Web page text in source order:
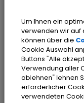
mittlerweile
und ziehen
könnten
aber ich bin
Bobingen so
absehe.“
Um Ihnen ein
verwenden wir auf
können über die
Cookie Auswahl
Buttons "Alle
Verwendung aller
ablehnen" lehnen
erforderlicher
verwendeten